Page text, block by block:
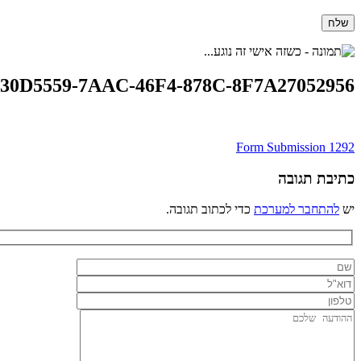
7AAC-46F4-878C-8F7A27052956
ניווט
Form Submission 1292
כתיבת תגובה
יש להתחבר למערכת כדי לכתוב תגובה.